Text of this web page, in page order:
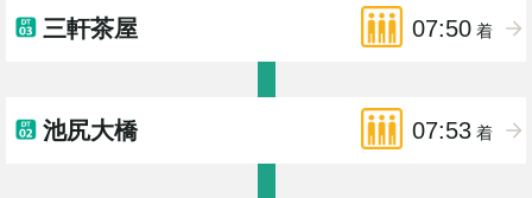
三軒茶屋 07:50 着
池尻大橋 07:53 着